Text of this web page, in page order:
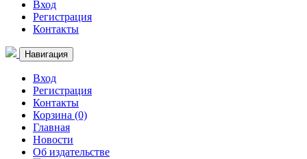
Вход
Регистрация
Контакты
Навигация
Вход
Регистрация
Контакты
Корзина (0)
Главная
Новости
Об издательстве